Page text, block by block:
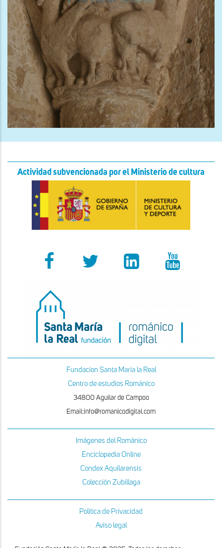
Actividad subvencionada por el Ministerio de cultura
Fundacion Santa Maria la Real
Centro de estudios Románico
34800 Aguilar de Campoo
Email:info@romanicodigital.com
Imágenes del Románico
Enciclopedia Online
Condex Aquilarensis
Colección Zubillaga
Política de Privacidad
Aviso legal